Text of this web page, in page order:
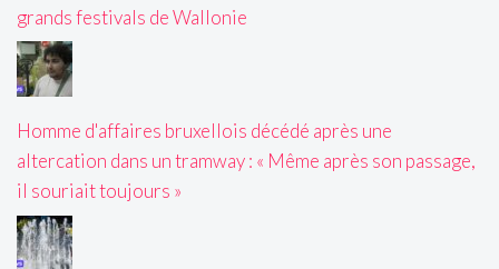
grands festivals de Wallonie
Homme d'affaires bruxellois décédé après une
altercation dans un tramway : « Même après son passage,
il souriait toujours »